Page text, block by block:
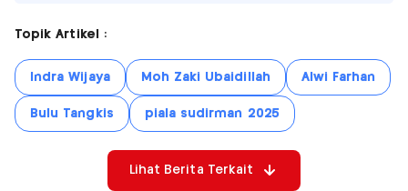
Topik Artikel :
Indra Wijaya Moh Zaki Ubaidillah Alwi Farhan
Bulu Tangkis piala sudirman 2025
Lihat Berita Terkait